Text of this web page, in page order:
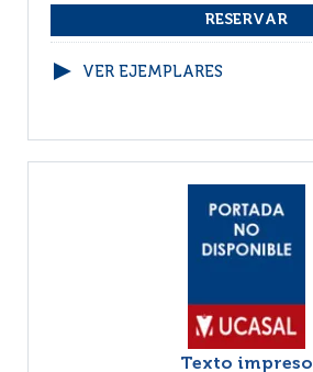
VER EJEMPLARES
Texto impreso